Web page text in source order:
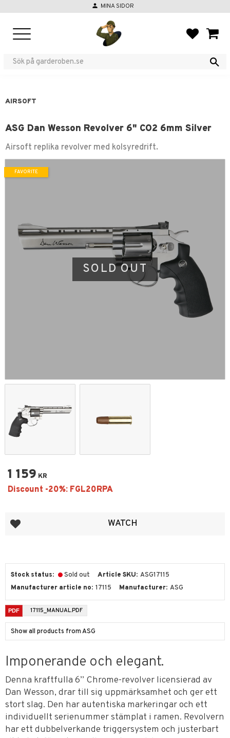
person MINA SIDOR
AIRSOFT
ASG Dan Wesson Revolver 6" CO2 6mm Silver
Airsoft replika revolver med kolsyredrift.
SOLD OUT
FAVORITE
1 159 KR
Add to favorites WATCH
Stock status Sold out Article SKU ASG17115
Manufacturer article no 17115 Manufacturer ASG
17115_MANUAL.PDF
Show all products from ASG
Imponerande och elegant.
Denna kraftfulla 6” Chrome-revolver licensierad av
Dan Wesson, drar till sig uppmärksamhet och ger ett
stort slag. Den har autentiska markeringar och ett
individuellt serienummer stämplat i ramen. Revolvern
har ett dubbelverkande triggersystem och justerbart